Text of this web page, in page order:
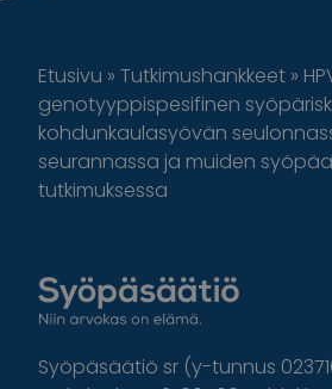
Etusivu » Tutkimushankkeet »
genotyyppispesifinen
kohdunkaulasyövän
seurannassa ja muiden
tutkimuksessa
Syöpäsäätiö sr (y-tunnus